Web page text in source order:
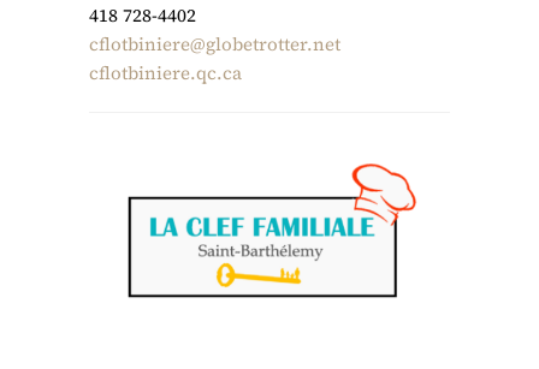
418 728-4402
cflotbiniere@globetrotter.net
cflotbiniere.qc.ca